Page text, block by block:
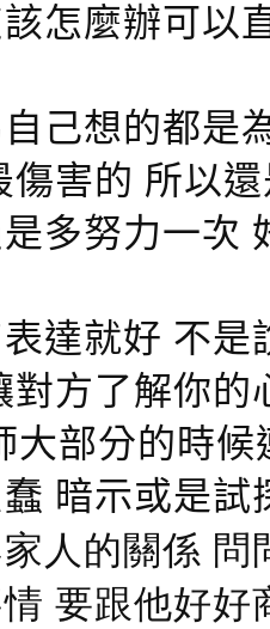
怎麼辦可以
己想的都是
傷害的 所以
多努力一次
達就好 不
對方了解你
大部分的時候
暗示或是
人的關係
要跟他好